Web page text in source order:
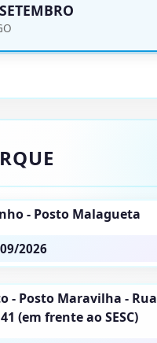
- Posto Malagueta
2026
- Posto Maravilha - Rua
(em frente ao SESC)